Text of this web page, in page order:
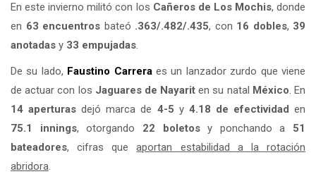
En este invierno militó con los Cañeros de Los Mochis, donde
en 63 encuentros bateó .363/.482/.435, con 16 dobles, 39
anotadas y 33 empujadas.
De su lado, Faustino Carreraes un lanzador zurdo que viene
de actuar con los Jaguares de Nayarit en su natal México. En
14 aperturas dejó marca de 4-5 y 4.18 de efectividad en
75.1 innings, otorgando 22 boletosy ponchando a 51
bateadores, cifras queaportan estabilidad a la rotación
abridora.